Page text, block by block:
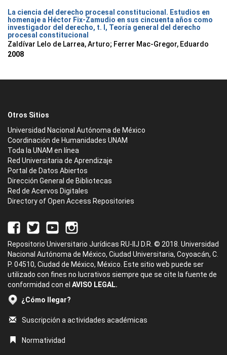
La ciencia del derecho procesal constitucional. Estudios en
homenaje a Héctor Fix-Zamudio en sus cincuenta años como
investigador del derecho, t. I, Teoría general del derecho
procesal constitucional
Zaldívar Lelo de Larrea, Arturo; Ferrer Mac-Gregor, Eduardo
2008
Otros Sitios
Universidad Nacional Autónoma de México
Coordinación de Humanidades UNAM
Toda la UNAM en línea
Red Universitaria de Aprendizaje
Portal de Datos Abiertos
Dirección General de Bibliotecas
Red de Acervos Digitales
Directory of Open Access Repositories
Repositorio Universitario Jurídicas RU-IIJ D.R. © 2018. Universidad
Nacional Autónoma de México, Ciudad Universitaria, Coyoacán, C.
P. 04510, Ciudad de México, México. Este sitio web puede ser
utilizado con fines no lucrativos siempre que se cite la fuente de
conformidad con el AVISO LEGAL.
¿Cómo llegar?
Suscripción a actividades académicas
Normatividad